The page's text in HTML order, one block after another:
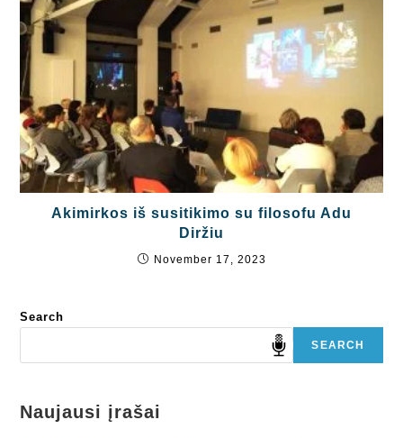
Akimirkos iš susitikimo su filosofu Adu
Diržiu
November 17, 2023
Search
SEARCH
Naujausi įrašai